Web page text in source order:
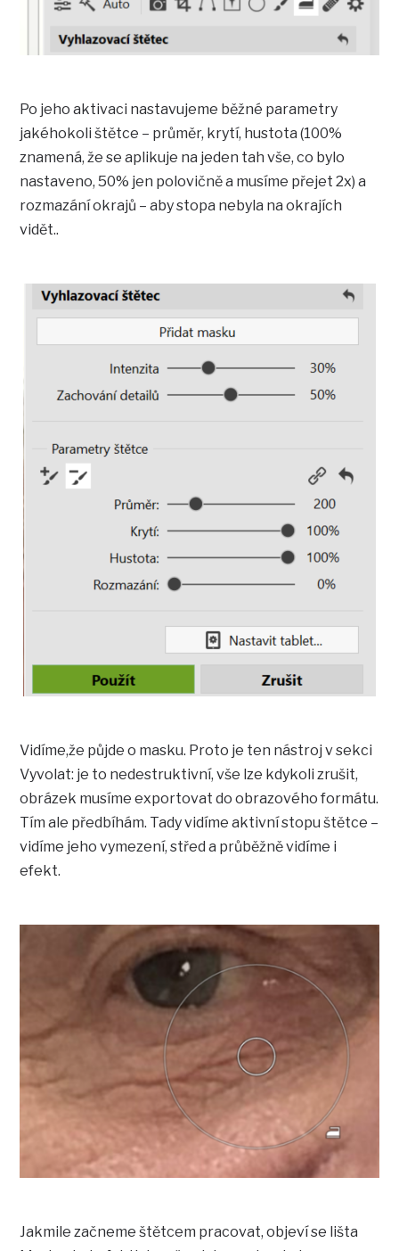
Po jeho aktivaci nastavujeme běžné parametry
jakéhokoli štětce – průměr, krytí, hustota (100%
znamená, že se aplikuje na jeden tah vše, co bylo
nastaveno, 50% jen polovičně a musíme přejet 2x) a
rozmazání okrajů – aby stopa nebyla na okrajích
vidět..
Vidíme,že půjde o masku. Proto je ten nástroj v sekci
Vyvolat: je to nedestruktivní, vše lze kdykoli zrušit,
obrázek musíme exportovat do obrazového formátu.
Tím ale předbíhám. Tady vidíme aktivní stopu štětce –
vidíme jeho vymezení, střed a průběžně vidíme i
efekt.
Jakmile začneme štětcem pracovat, objeví se lišta